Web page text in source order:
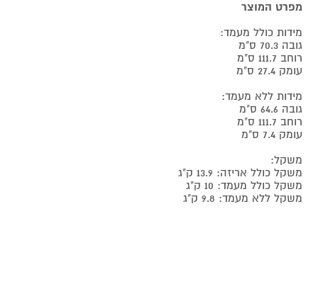
מפרט המוצר
מידות כולל מעמד:
גובה 70.3 ס"מ
רוחב 111.7 ס"מ
עומק 27.4 ס"מ
מידות ללא מעמד:
גובה 64.6 ס"מ
רוחב 111.7 ס"מ
עומק 7.4 ס"מ
משקל:
משקל כולל אריזה: 13.9 ק"ג
משקל כולל מעמד: 10 ק"ג
משקל ללא מעמד: 9.8 ק"ג